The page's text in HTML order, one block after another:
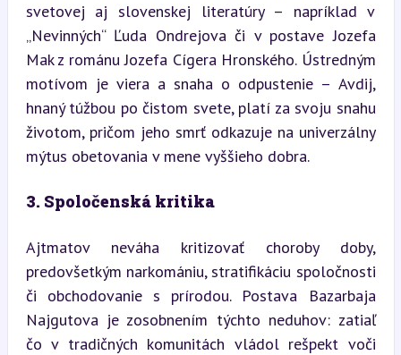
svetovej aj slovenskej literatúry – napríklad v
„Nevinných“ Ľuda Ondrejova či v postave Jozefa
Mak z románu Jozefa Cígera Hronského. Ústredným
motívom je viera a snaha o odpustenie – Avdij,
hnaný túžbou po čistom svete, platí za svoju snahu
životom, pričom jeho smrť odkazuje na univerzálny
mýtus obetovania v mene vyššieho dobra.
3. Spoločenská kritika
Ajtmatov neváha kritizovať choroby doby,
predovšetkým narkomániu, stratifikáciu spoločnosti
či obchodovanie s prírodou. Postava Bazarbaja
Najgutova je zosobnením týchto neduhov: zatiaľ
čo v tradičných komunitách vládol rešpekt voči